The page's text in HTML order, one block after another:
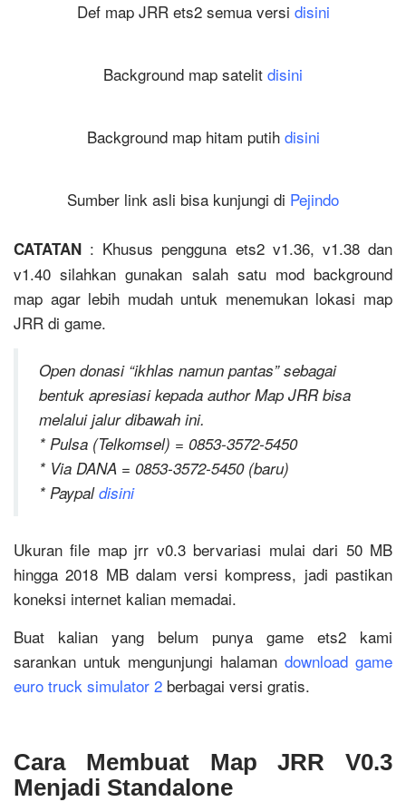
Def map JRR ets2 semua versi disini
Background map satelit disini
Background map hitam putih disini
Sumber link asli bisa kunjungi di Pejindo
CATATAN : Khusus pengguna ets2 v1.36, v1.38 dan
v1.40 silahkan gunakan salah satu mod background
map agar lebih mudah untuk menemukan lokasi map
JRR di game.
Open donasi “ikhlas namun pantas” sebagai
bentuk apresiasi kepada author Map JRR bisa
melalui jalur dibawah ini.
* Pulsa (Telkomsel) = 0853-3572-5450
* Via DANA = 0853-3572-5450 (baru)
* Paypaldisini
Ukuran file map jrr v0.3 bervariasi mulai dari 50 MB
hingga 2018 MB dalam versi kompress, jadi pastikan
koneksi internet kalian memadai.
Buat kalian yang belum punya game ets2 kami
sarankan untuk mengunjungi halaman download game
euro truck simulator 2 berbagai versi gratis.
Cara Membuat Map JRR V0.3
Menjadi Standalone